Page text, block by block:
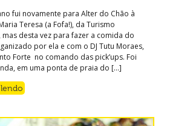
fui novamente para Alter do Chão à
Teresa (a Fofa!), da Turismo
mas desta vez para fazer a comida do
por ela e com o DJ Tutu Moraes,
Forte no comando das pick’ups. Foi
em uma ponta de praia do […]